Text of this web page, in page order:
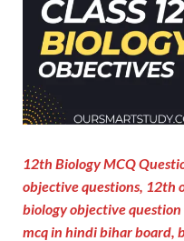
12th Biology MCQ
objective questions, 12th
biology objective
mcq in hindi bihar board,